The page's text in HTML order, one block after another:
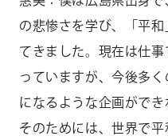
の悲惨さを学び、「平
てきました。現在は仕
っていますが、今後多
になるような企画ができ
そのためには、世界で